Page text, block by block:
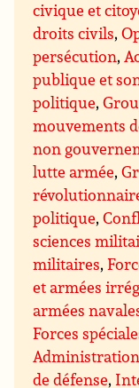
civique et
droits civils,
persécution,
publique et
politique,
mouvements
non
lutte armée,
politique,
sciences
militaires,
et armées
armées
Forces
de défense,